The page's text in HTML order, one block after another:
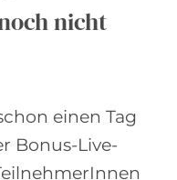
nicht
einen Tag
Bonus-Live-